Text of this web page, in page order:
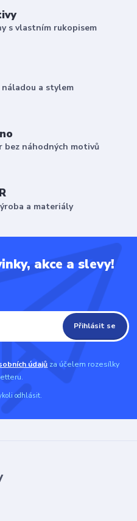
s vlastním rukopisem
a stylem
bez náhodných motivů
a materiály
akce a slevy!
Přihlásit se
údajů za účelem rozesílky
odhlásit.